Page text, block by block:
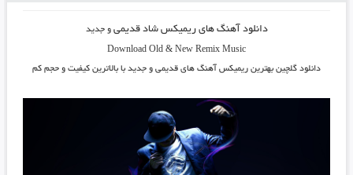
دانلود آهنگ های ریمیکس شاد قدیمی و جدید
Download Old & New Remix Music
دانلود گلچین بهترین ریمیکس آهنگ های قدیمی و جدید با بالاترین کیفیت و حجم کم